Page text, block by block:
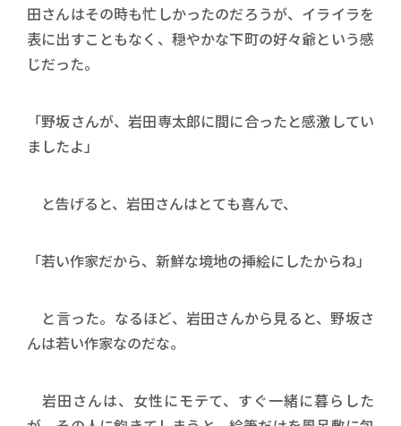
田さんはその時も忙しかったのだろうが、イライラを
表に出すこともなく、穏やかな下町の好々爺という感
じだった。
「野坂さんが、岩田専太郎に間に合ったと感激してい
ましたよ」
と告げると、岩田さんはとても喜んで、
「若い作家だから、新鮮な境地の挿絵にしたからね」
と言った。なるほど、岩田さんから見ると、野坂さ
んは若い作家なのだな。
岩田さんは、女性にモテて、すぐ一緒に暮らした